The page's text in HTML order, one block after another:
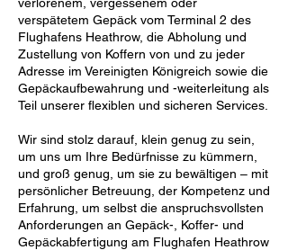
verspätetem Gepäck vom Terminal 2 des
Flughafens Heathrow, die Abholung und
Zustellung von Koffern von und zu jeder
Adresse im Vereinigten Königreich sowie die
Gepäckaufbewahrung und -weiterleitung als
Teil unserer flexiblen und sicheren Services.
Wir sind stolz darauf, klein genug zu sein,
um uns um Ihre Bedürfnisse zu kümmern,
und groß genug, um sie zu bewältigen – mit
persönlicher Betreuung, der Kompetenz und
Erfahrung, um selbst die anspruchsvollsten
Anforderungen an Gepäck-, Koffer- und
Gepäckabfertigung am Flughafen Heathrow